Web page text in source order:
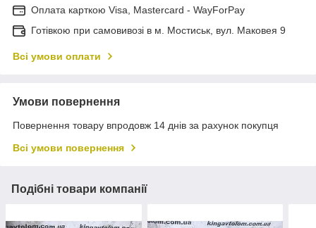
Оплата карткою Visa, Mastercard - WayForPay
Готівкою при самовивозі в м. Мостиськ, вул. Маковея 9
Всі умови оплати
Умови повернення
Повернення товару впродовж 14 днів за рахунок покупця
Всі умови повернення
Подібні товари компанії